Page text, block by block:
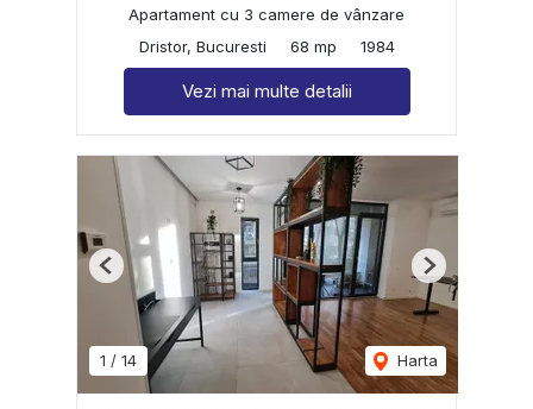
Apartament cu 3 camere de vânzare
Dristor, Bucuresti
68 mp 1984
Vezi mai multe detalii
1 / 14 Harta
Previous Next